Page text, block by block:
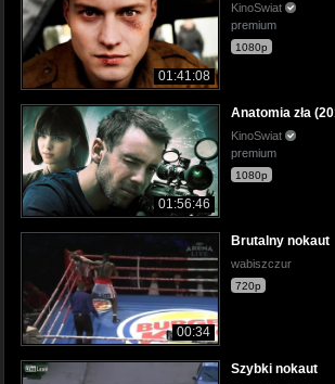
01:41:08
KinoSwiat
premium
1080p
01:56:46
Anatomia zła
KinoSwiat
premium
1080p
00:34
Brutalny nokaut
wabiszczur
720p
Szybki nokaut